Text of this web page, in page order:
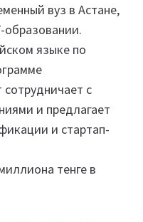
вуз в Астане,
языке по
сотрудничает с
и предлагает
и стартап-
тенге в